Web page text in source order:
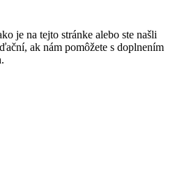
je na tejto stránke alebo ste našli
ak nám pomôžete s doplnením